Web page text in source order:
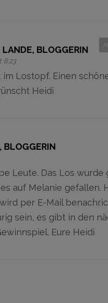
LANDE, BLOGGERIN
8:23
im Lostopf. Einen
Heidi
BLOGGERIN
Leute. Das Los wurde
auf Melanie gefallen.
per E-Mail
sein, es gibt in den
Eure Heidi